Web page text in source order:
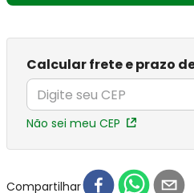
Calcular frete e prazo
Não sei meu CEP
Compartilhar